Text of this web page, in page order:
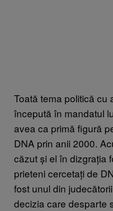
Toată tema politică cu
începută în mandatul
avea ca primă figură
DNA prin anii 2000.
căzut și el în dizgrația
prieteni cercetați de
fost unul din
decizia care desparte